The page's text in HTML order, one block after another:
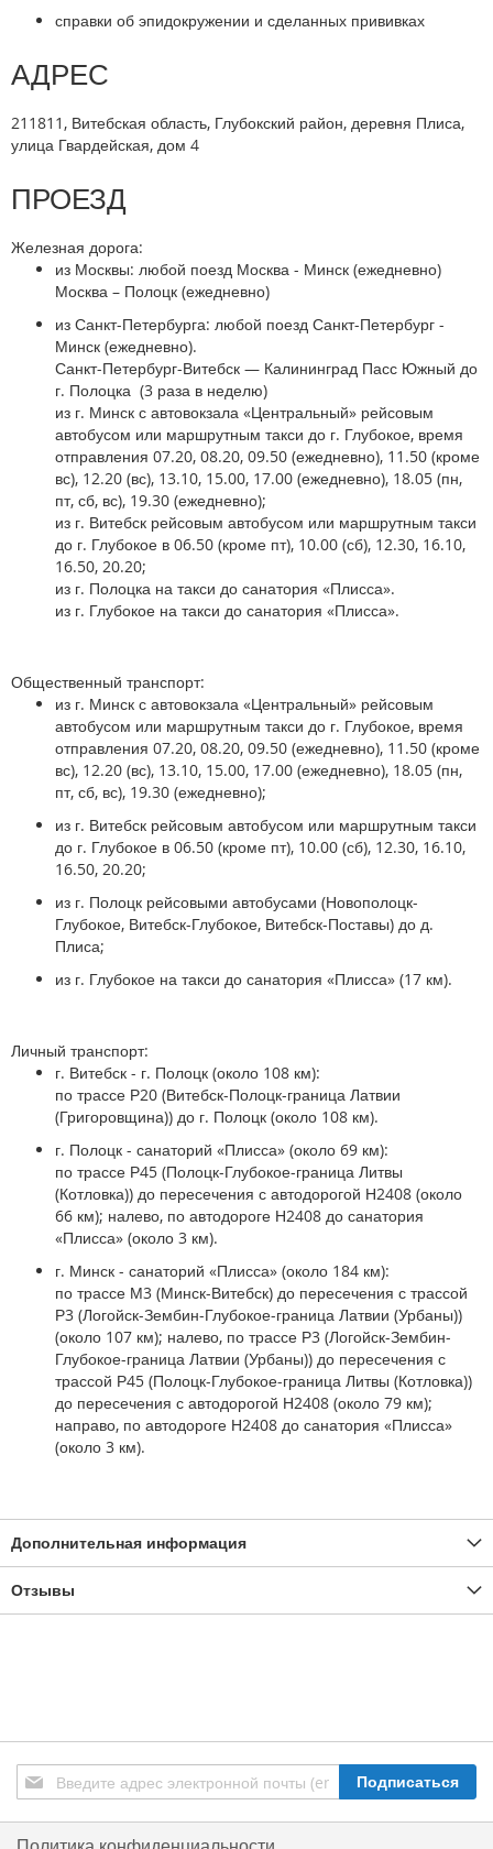
справки об эпидокружении и сделанных прививках
АДРЕС
211811, Витебская область, Глубокский район, деревня Плиса,
улица Гвардейская, дом 4
ПРОЕЗД
Железная дорога:
из Москвы: любой поезд Москва - Минск (ежедневно)
Москва – Полоцк (ежедневно)
из Санкт-Петербурга: любой поезд Санкт-Петербург -
Минск (ежедневно).
Санкт-Петербург-Витебск — Калининград Пасс Южный до
г. Полоцка (3 раза в неделю)
из г. Минск с автовокзала «Центральный» рейсовым
автобусом или маршрутным такси до г. Глубокое, время
отправления 07.20, 08.20, 09.50 (ежедневно), 11.50 (кроме
вс), 12.20 (вс), 13.10, 15.00, 17.00 (ежедневно), 18.05 (пн,
пт, сб, вс), 19.30 (ежедневно);
из г. Витебск рейсовым автобусом или маршрутным такси
до г. Глубокое в 06.50 (кроме пт), 10.00 (сб), 12.30, 16.10,
16.50, 20.20;
из г. Полоцка на такси до санатория «Плисса».
из г. Глубокое на такси до санатория «Плисса».
Общественный транспорт:
из г. Минск с автовокзала «Центральный» рейсовым
автобусом или маршрутным такси до г. Глубокое, время
отправления 07.20, 08.20, 09.50 (ежедневно), 11.50 (кроме
вс), 12.20 (вс), 13.10, 15.00, 17.00 (ежедневно), 18.05 (пн,
пт, сб, вс), 19.30 (ежедневно);
из г. Витебск рейсовым автобусом или маршрутным такси
до г. Глубокое в 06.50 (кроме пт), 10.00 (сб), 12.30, 16.10,
16.50, 20.20;
из г. Полоцк рейсовыми автобусами (Новополоцк-
Глубокое, Витебск-Глубокое, Витебск-Поставы) до д.
Плиса;
из г. Глубокое на такси до санатория «Плисса» (17 км).
Личный транспорт:
г. Витебск - г. Полоцк (около 108 км):
по трассе Р20 (Витебск-Полоцк-граница Латвии
(Григоровщина)) до г. Полоцк (около 108 км).
г. Полоцк - санаторий «Плисса» (около 69 км):
по трассе Р45 (Полоцк-Глубокое-граница Литвы
(Котловка)) до пересечения с автодорогой Н2408 (около
66 км); налево, по автодороге Н2408 до санатория
«Плисса» (около 3 км).
г. Минск - санаторий «Плисса» (около 184 км):
по трассе М3 (Минск-Витебск) до пересечения с трассой
Р3 (Логойск-Зембин-Глубокое-граница Латвии (Урбаны))
(около 107 км); налево, по трассе Р3 (Логойск-Зембин-
Глубокое-граница Латвии (Урбаны)) до пересечения с
трассой Р45 (Полоцк-Глубокое-граница Литвы (Котловка))
до пересечения с автодорогой Н2408 (около 79 км);
направо, по автодороге Н2408 до санатория «Плисса»
(около 3 км).
Дополнительная информация
Отзывы
Подписаться
на
нашу
рассылку:
Подписаться